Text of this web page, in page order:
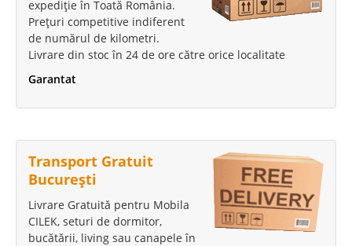
expediție în Toată România.
Prețuri competitive indiferent
de numărul de kilometri.
Livrare din stoc în 24 de ore către orice localitate
Garantat
Transport Gratuit
București
Livrare Gratuită pentru Mobila
CILEK, seturi de dormitor,
bucătării, living sau canapele în